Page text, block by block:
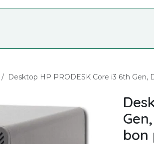
Desktop HP PRODESK Core i3 6th Gen,
bon